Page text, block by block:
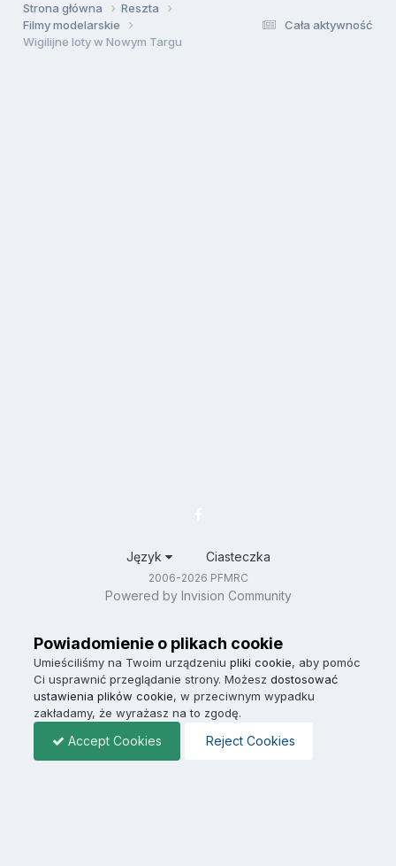
Cała aktywność
Strona główna
Reszta
Filmy modelarskie
Wigilijne loty w Nowym Targu
Język Ciasteczka
2006-2026 PFMRC
Powered by Invision Community
Powiadomienie o plikach cookie
Umieściliśmy na Twoim urządzeniu pliki cookie, aby pomóc
Ci usprawnić przeglądanie strony. Możesz dostosować
ustawienia plików cookie, w przeciwnym wypadku
zakładamy, że wyrażasz na to zgodę.
Accept Cookies Reject Cookies